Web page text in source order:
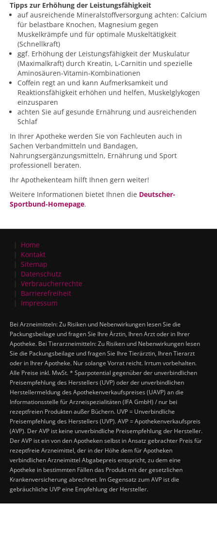
Tipps zur Erhöhung der Leistungsfähigkeit
auf ausreichende Mineralstoffversorgung achten: Calcium
für belastbare Knochen, Magnesium gegen
Muskelkrämpfe und für optimale Muskeltätigkeit
(Schnellkraft)
ggf. Erhöhung der Leistungsfähigkeit der Muskulatur
(Maximalkraft) durch Kreatin, L-Carnitin und spezielle
Aminosäuren-Vitamin-Kombinationen
Coffein regt an und kann Aufmerksamkeit und
Reaktionsfähigkeit erhöhen und helfen, Muskelglykogen
einzusparen
achten Sie auf gesunde Ernährung und ausreichenden
Schlaf
In Ihrer Apotheke werden Sie von Fachleuten auch in
Sachen Verbandmitteln und Bandagen,
Nahrungsergänzungsmitteln, Ernährung und Sport
professionell beraten.
Ihr Apothekenteam hilft Ihnen gern weiter!
Weitere Informationen bietet Ihnen die Deutscher-
Sportbund-Homepage.
Home
Kontakt
Sitemap
Datenschutz
Verbraucherrechte
Barrierefreiheit
Impressum
Bei Arzneimitteln: Zu Risiken und Nebenwirkungen lesen Sie die
Packungsbeilage und fragen Sie Ihre Ärztin, Ihren Arzt oder in Ihrer
Apotheke. Bei Tierarzneimitteln: Zu Risiken und Nebenwirkungen lesen
Sie die Packungsbeilage und fragen Sie Ihre Tierärztin, Ihren Tierarzt
oder in Ihrer Apotheke. Nur solange Vorrat reicht. Irrtum vorbehalten.
Alle Preise inkl. MwSt. * Sparpotential gegenüber der unverbindlichen
Preisempfehlung des Herstellers (UVP) oder der unverbindlichen
Herstellermeldung des Apothekenverkaufspreises (UAVP) an die
Informationsstelle für Arzneispezialitäten (IFA GmbH) / nur bei
rezeptfreien Produkten außer Büchern. UVP = Unverbindliche
Preisempfehlung des Herstellers (UVP). AVP = Apothekenverkaufspreis
(AVP). Der AVP ist keine unverbindliche Preisempfehlung der Hersteller.
Der AVP ist ein von den Apotheken selbst in Ansatz gebrachter Preis für
rezeptfreie Arzneimittel, der in der Höhe dem für Apotheken
verbindlichen Arzneimittel Abgabepreis entspricht, zu dem eine
Apotheke in bestimmten Fällen das Produkt mit der gesetzlichen
Krankenversicherung abrechnet. Im Gegensatz zum AVP ist die
gebräuchliche UVP eine Empfehlung der Hersteller.